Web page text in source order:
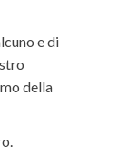
e di
della